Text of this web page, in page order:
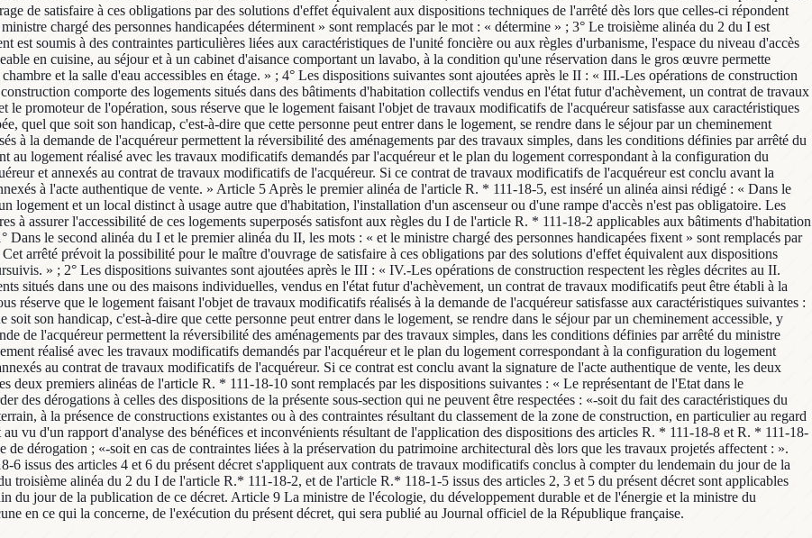
de satisfaire à ces obligations par des solutions d'effet équivalent aux dispositions techniques de l'arrêté dès lors que celles-ci répondent
chargé des personnes handicapées déterminent » sont remplacés par le mot : « détermine » ; 3° Le troisième alinéa du 2 du I est
est soumis à des contraintes particulières liées aux caractéristiques de l'unité foncière ou aux règles d'urbanisme, l'espace du niveau d'accès
en cuisine, au séjour et à un cabinet d'aisance comportant un lavabo, à la condition qu'une réservation dans le gros œuvre permette
et la salle d'eau accessibles en étage. » ; 4° Les dispositions suivantes sont ajoutées après le II : « III.-Les opérations de construction
comporte des logements situés dans des bâtiments d'habitation collectifs vendus en l'état futur d'achèvement, un contrat de travaux
promoteur de l'opération, sous réserve que le logement faisant l'objet de travaux modificatifs de l'acquéreur satisfasse aux caractéristiques
quel que soit son handicap, c'est-à-dire que cette personne peut entrer dans le logement, se rendre dans le séjour par un cheminement
à la demande de l'acquéreur permettent la réversibilité des aménagements par des travaux simples, dans les conditions définies par arrêté du
logement réalisé avec les travaux modificatifs demandés par l'acquéreur et le plan du logement correspondant à la configuration du
et annexés au contrat de travaux modificatifs de l'acquéreur. Si ce contrat de travaux modificatifs de l'acquéreur est conclu avant la
à l'acte authentique de vente. » Article 5 Après le premier alinéa de l'article R. * 111-18-5, est inséré un alinéa ainsi rédigé : « Dans le
logement et un local distinct à usage autre que d'habitation, l'installation d'un ascenseur ou d'une rampe d'accès n'est pas obligatoire. Les
à assurer l'accessibilité de ces logements superposés satisfont aux règles du I de l'article R. * 111-18-2 applicables aux bâtiments d'habitation
le second alinéa du I et le premier alinéa du II, les mots : « et le ministre chargé des personnes handicapées fixent » sont remplacés par
arrêté prévoit la possibilité pour le maître d'ouvrage de satisfaire à ces obligations par des solutions d'effet équivalent aux dispositions
» ; 2° Les dispositions suivantes sont ajoutées après le III : « IV.-Les opérations de construction respectent les règles décrites au II.
situés dans une ou des maisons individuelles, vendus en l'état futur d'achèvement, un contrat de travaux modificatifs peut être établi à la
réserve que le logement faisant l'objet de travaux modificatifs réalisés à la demande de l'acquéreur satisfasse aux caractéristiques suivantes :
son handicap, c'est-à-dire que cette personne peut entrer dans le logement, se rendre dans le séjour par un cheminement accessible, y
de l'acquéreur permettent la réversibilité des aménagements par des travaux simples, dans les conditions définies par arrêté du ministre
réalisé avec les travaux modificatifs demandés par l'acquéreur et le plan du logement correspondant à la configuration du logement
au contrat de travaux modificatifs de l'acquéreur. Si ce contrat est conclu avant la signature de l'acte authentique de vente, les deux
deux premiers alinéas de l'article R. * 111-18-10 sont remplacés par les dispositions suivantes : « Le représentant de l'Etat dans le
des dérogations à celles des dispositions de la présente sous-section qui ne peuvent être respectées : «-soit du fait des caractéristiques du
à la présence de constructions existantes ou à des contraintes résultant du classement de la zone de construction, en particulier au regard
vu d'un rapport d'analyse des bénéfices et inconvénients résultant de l'application des dispositions des articles R. * 111-18-8 et R. * 111-18-
dérogation ; «-soit en cas de contraintes liées à la préservation du patrimoine architectural dès lors que les travaux projetés affectent : ».
issus des articles 4 et 6 du présent décret s'appliquent aux contrats de travaux modificatifs conclus à compter du lendemain du jour de la
troisième alinéa du 2 du I de l'article R.* 111-18-2, et de l'article R.* 118-1-5 issus des articles 2, 3 et 5 du présent décret sont applicables
du jour de la publication de ce décret. Article 9 La ministre de l'écologie, du développement durable et de l'énergie et la ministre du
en ce qui la concerne, de l'exécution du présent décret, qui sera publié au Journal officiel de la République française.